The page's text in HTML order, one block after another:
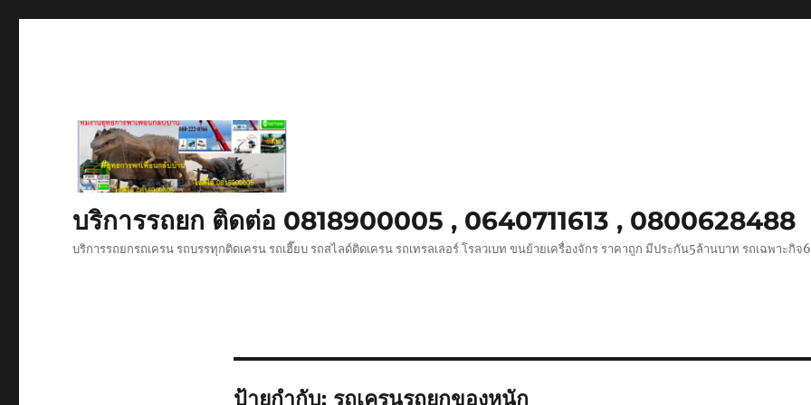
บริการรถยก ติดต่อ 0818900005 , 0640711613 , 0800628488
บริการรถยกรถเครน รถบรรทุกติดเครน รถเฮี๊ยบ รถสไลด์ติดเครน รถเทรลเลอร์ โรลวเบท ขนย้ายเครื่องจักร ราคาถูก มีประกัน5ล้านบาท รถเฉพาะกิจ
ป้ายกำกับ: รถเครนรถยกของหนัก